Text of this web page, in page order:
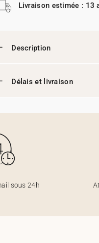
Livraison estimée : 13
Description
Délais et livraison
sous 24h